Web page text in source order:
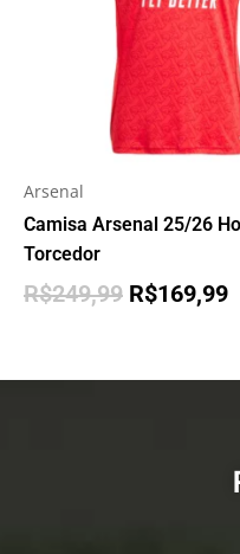
Arsenal
Camisa Arsenal 25/26
Torcedor
R$249,99 R$169,99